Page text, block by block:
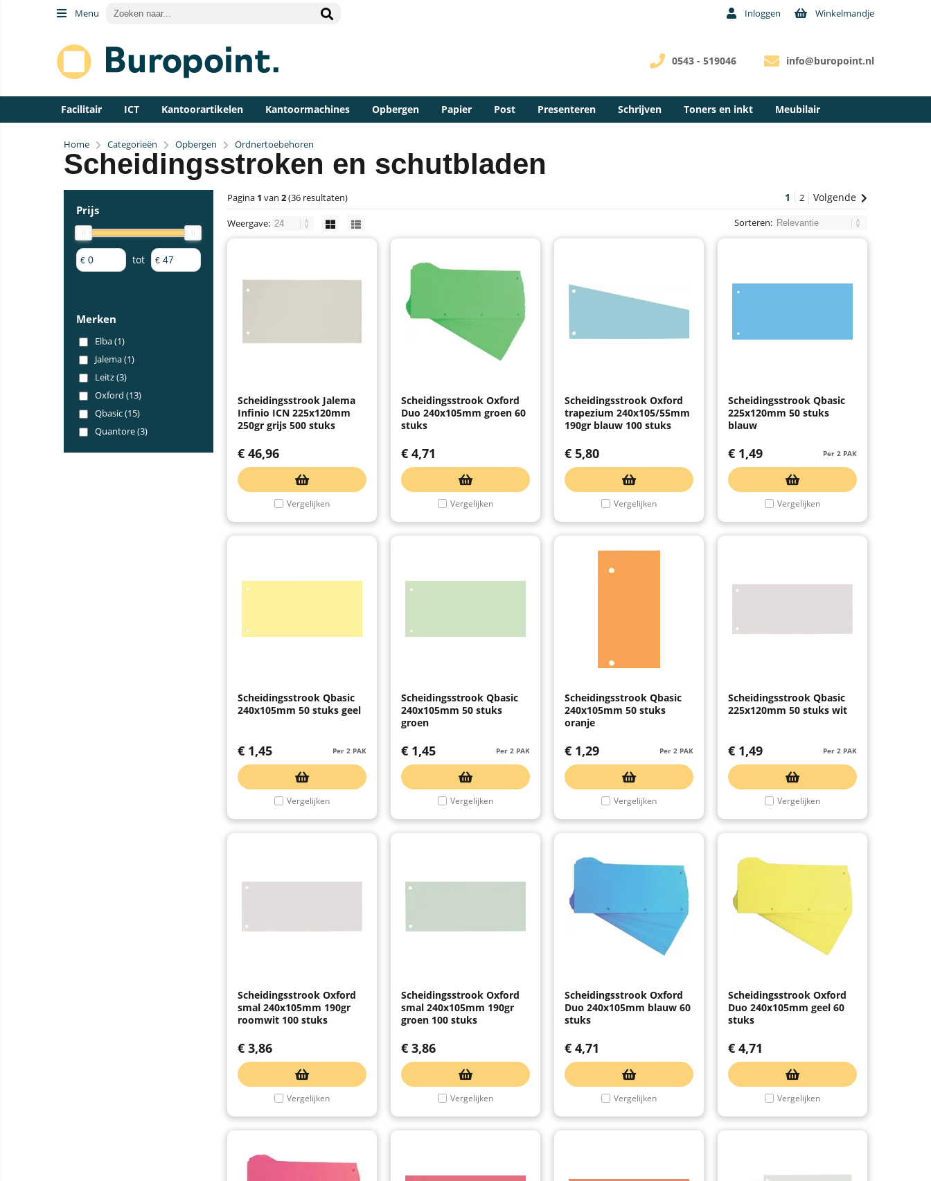
Menu Inloggen Winkelmandje
info@buropoint.nl
0543 - 519046
Facilitair ICT Kantoorartikelen Kantoormachines Opbergen Papier Post Presenteren Schrijven Toners en inkt Meubilair
Home Categorieën Opbergen Ordnertoebehoren
Scheidingsstroken en schutbladen
Prijs
€ tot €
Merken
Elba (1)
Jalema (1)
Leitz (3)
Oxford (13)
Qbasic (15)
Quantore (3)
Pagina 1 van 2(36 resultaten) 1 2 Volgende
Weergave: Sorteren:
Scheidingsstrook Jalema
Infinio ICN 225x120mm
250gr grijs 500 stuks
€ 46,96
Vergelijken
Scheidingsstrook Oxford
Duo 240x105mm groen 60
stuks
€ 4,71
Vergelijken
Scheidingsstrook Oxford
trapezium 240x105/55mm
190gr blauw 100 stuks
€ 5,80
Vergelijken
Scheidingsstrook Qbasic
225x120mm 50 stuks
blauw
Per 2 PAK
€ 1,49
Vergelijken
Scheidingsstrook Qbasic
240x105mm 50 stuks geel
Per 2 PAK
€ 1,45
Vergelijken
Scheidingsstrook Qbasic
240x105mm 50 stuks
groen
Per 2 PAK
€ 1,45
Vergelijken
Scheidingsstrook Qbasic
240x105mm 50 stuks
oranje
Per 2 PAK
€ 1,29
Vergelijken
Scheidingsstrook Qbasic
225x120mm 50 stuks wit
Per 2 PAK
€ 1,49
Vergelijken
Scheidingsstrook Oxford
smal 240x105mm 190gr
roomwit 100 stuks
€ 3,86
Vergelijken
Scheidingsstrook Oxford
smal 240x105mm 190gr
groen 100 stuks
€ 3,86
Vergelijken
Scheidingsstrook Oxford
Duo 240x105mm blauw 60
stuks
€ 4,71
Vergelijken
Scheidingsstrook Oxford
Duo 240x105mm geel 60
stuks
€ 4,71
Vergelijken